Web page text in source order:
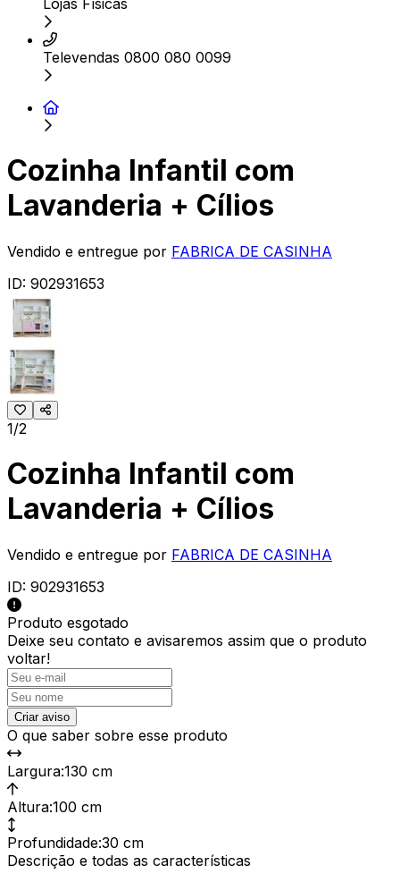
Lojas Físicas
Televendas 0800 080 0099
Cozinha Infantil com
Lavanderia + Cílios
Vendido e entregue por FABRICA DE CASINHA
ID: 902931653
1/2
Cozinha Infantil com
Lavanderia + Cílios
Vendido e entregue por FABRICA DE CASINHA
ID: 902931653
Produto esgotado
Deixe seu contato e avisaremos assim que o produto
voltar!
Criar aviso
O que saber sobre esse produto
Largura:130 cm
Altura:100 cm
Profundidade:30 cm
Descrição e todas as características